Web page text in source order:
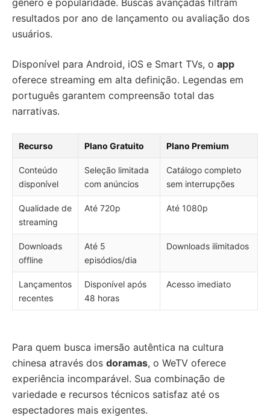
gênero e popularidade. Buscas avançadas filtram
resultados por ano de lançamento ou avaliação dos
usuários.
Disponível para Android, iOS e Smart TVs, o app
oferece streaming em alta definição. Legendas em
português garantem compreensão total das
narrativas.
Recurso Plano Gratuito Plano Premium
Conteúdo
disponível
Seleção limitada
com anúncios
Catálogo completo
sem interrupções
Qualidade de
streaming
Até 720p Até 1080p
Downloads
offline
Até 5
episódios/dia
Downloads ilimitados
Lançamentos
recentes
Disponível após
48 horas
Acesso imediato
Para quem busca imersão autêntica na cultura
chinesa através dos doramas, o WeTV oferece
experiência incomparável. Sua combinação de
variedade e recursos técnicos satisfaz até os
espectadores mais exigentes.